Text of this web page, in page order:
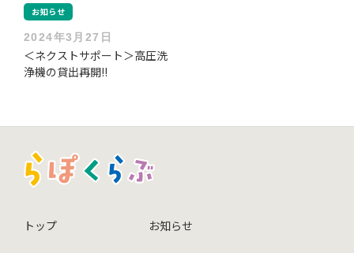
お知らせ
2024年3月27日
＜ネクストサポート＞高圧洗
浄機の貸出再開!!
トップ お知らせ